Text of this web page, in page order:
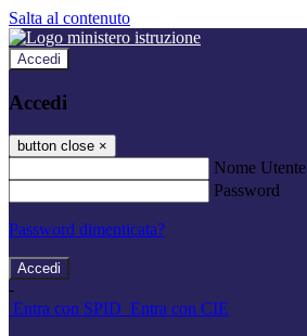
Salta al contenuto
Accedi
Accedi
button close ×
Nome Utente
Password
Password dimenticata?
-
Entra con SPID Entra con CIE